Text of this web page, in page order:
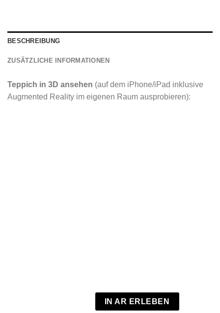
BESCHREIBUNG
ZUSÄTZLICHE INFORMATIONEN
Teppich in 3D ansehen (auf dem iPhone/iPad inklusive
Augmented Reality im eigenen Raum ausprobieren):
IN AR ERLEBEN